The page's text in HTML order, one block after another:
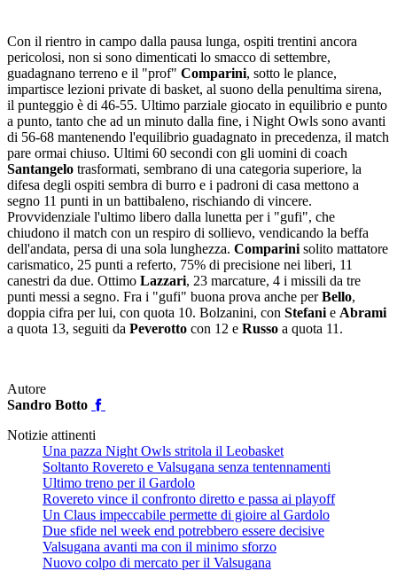
Con il rientro in campo dalla pausa lunga, ospiti trentini ancora
pericolosi, non si sono dimenticati lo smacco di settembre,
guadagnano terreno e il "prof" Comparini, sotto le plance,
impartisce lezioni private di basket, al suono della penultima sirena,
il punteggio è di 46-55. Ultimo parziale giocato in equilibrio e punto
a punto, tanto che ad un minuto dalla fine, i Night Owls sono avanti
di 56-68 mantenendo l'equilibrio guadagnato in precedenza, il match
pare ormai chiuso. Ultimi 60 secondi con gli uomini di coach
Santangelo trasformati, sembrano di una categoria superiore, la
difesa degli ospiti sembra di burro e i padroni di casa mettono a
segno 11 punti in un battibaleno, rischiando di vincere.
Provvidenziale l'ultimo libero dalla lunetta per i "gufi", che
chiudono il match con un respiro di sollievo, vendicando la beffa
dell'andata, persa di una sola lunghezza. Comparini solito mattatore
carismatico, 25 punti a referto, 75% di precisione nei liberi, 11
canestri da due. Ottimo Lazzari, 23 marcature, 4 i missili da tre
punti messi a segno. Fra i "gufi" buona prova anche perBello,
doppia cifra per lui, con quota 10. Bolzanini, con Stefani e Abrami
a quota 13, seguiti da Peverotto con 12 e Russo a quota 11.
Autore
Sandro Botto
Notizie attinenti
Una pazza Night Owls stritola il Leobasket
Soltanto Rovereto e Valsugana senza tentennamenti
Ultimo treno per il Gardolo
Rovereto vince il confronto diretto e passa ai playoff
Un Claus impeccabile permette di gioire al Gardolo
Due sfide nel week end potrebbero essere decisive
Valsugana avanti ma con il minimo sforzo
Nuovo colpo di mercato per il Valsugana